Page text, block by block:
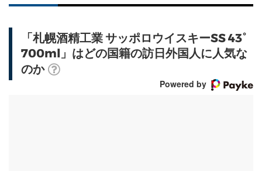
「札幌酒精工業 サッポロウイスキーSS 43°
700ml」はどの国籍の訪日外国人に人気な
のか
Powered by